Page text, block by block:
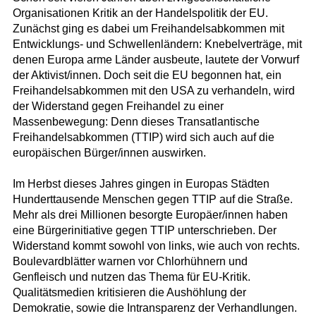
Organisationen Kritik an der Handelspolitik der EU.
Zunächst ging es dabei um Freihandelsabkommen mit
Entwicklungs- und Schwellenländern: Knebelverträge, mit
denen Europa arme Länder ausbeute, lautete der Vorwurf
der Aktivist/innen. Doch seit die EU begonnen hat, ein
Freihandelsabkommen mit den USA zu verhandeln, wird
der Widerstand gegen Freihandel zu einer
Massenbewegung: Denn dieses Transatlantische
Freihandelsabkommen (TTIP) wird sich auch auf die
europäischen Bürger/innen auswirken.
Im Herbst dieses Jahres gingen in Europas Städten
Hunderttausende Menschen gegen TTIP auf die Straße.
Mehr als drei Millionen besorgte Europäer/innen haben
eine Bürgerinitiative gegen TTIP unterschrieben. Der
Widerstand kommt sowohl von links, wie auch von rechts.
Boulevardblätter warnen vor Chlorhühnern und
Genfleisch und nutzen das Thema für EU-Kritik.
Qualitätsmedien kritisieren die Aushöhlung der
Demokratie, sowie die Intransparenz der Verhandlungen.